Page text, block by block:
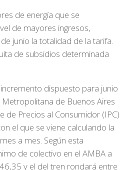
de energía que se
de mayores ingresos,
junio la totalidad de la tarifa.
de subsidios determinada
dispuesto para junio
de Buenos Aires
de Precios al Consumidor (IPC)
el que se viene calculando la
a mes. Según esta
de colectivo en el AMBA a
y el del tren rondará entre